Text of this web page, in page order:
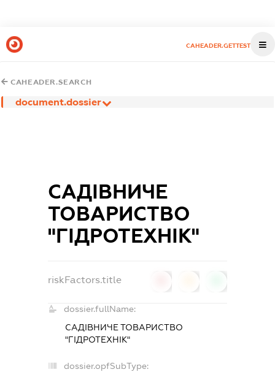
CAHEADER.GETTEST
CAHEADER.SEARCH
document.dossier
САДІВНИЧЕ
ТОВАРИСТВО
"ГІДРОТЕХНІК"
riskFactors.title
dossier.fullName:
САДІВНИЧЕ ТОВАРИСТВО
"ГІДРОТЕХНІК"
dossier.opfSubType: